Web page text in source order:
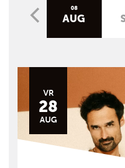
08
AUG
VR
28
AUG